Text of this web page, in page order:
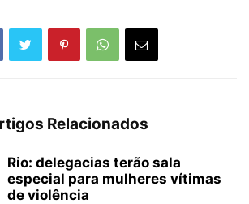
Relacionados
Rio: delegacias terão sala
especial para mulheres vítimas
de violência